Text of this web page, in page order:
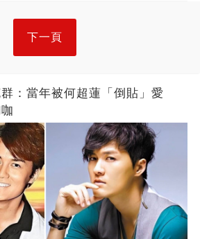
下一頁
群：當年被何超蓮「倒貼」愛